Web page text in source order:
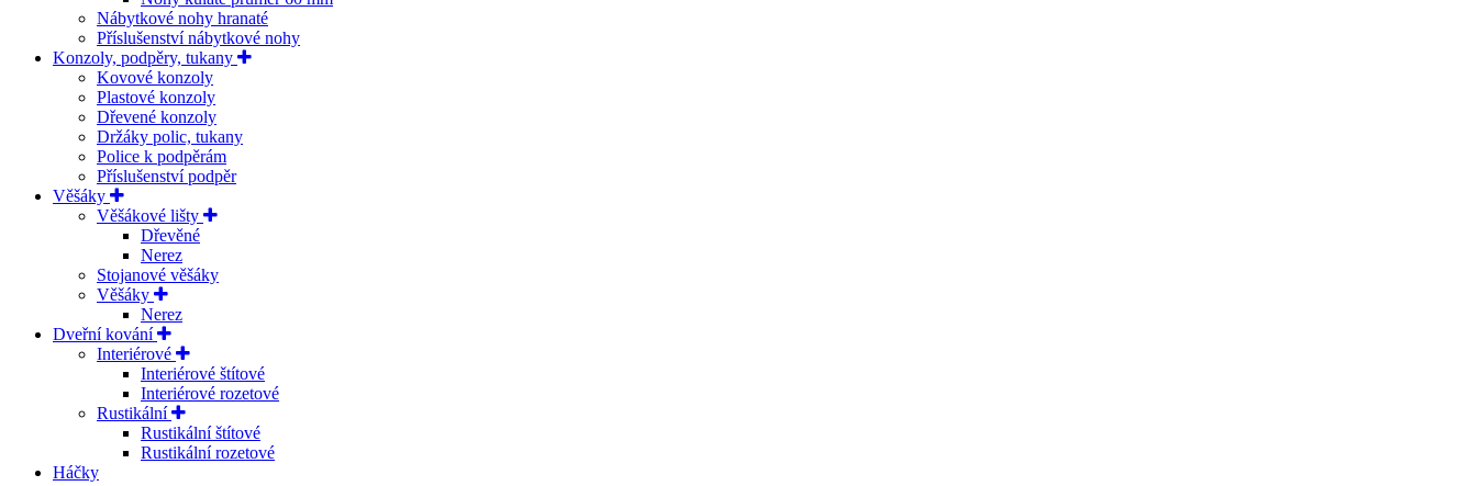
Nábytkové nohy hranaté
Příslušenství nábytkové nohy
Konzoly, podpěry, tukany
Kovové konzoly
Plastové konzoly
Dřevené konzoly
Držáky polic, tukany
Police k podpěrám
Příslušenství podpěr
Věšáky
Věšákové lišty
Dřevěné
Nerez
Stojanové věšáky
Věšáky
Nerez
Dveřní kování
Interiérové
Interiérové štítové
Interiérové rozetové
Rustikální
Rustikální štítové
Rustikální rozetové
Háčky